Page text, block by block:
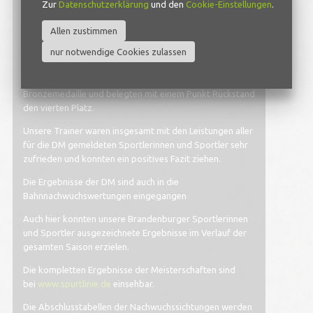
Bronzemedaille durch Karla Müller.
Knapp an einer Medaille vorbei fuhr Lena Vogel (RSV 93
Bronzemedaille und belegten mit einem Punkt Rückstand
den vierten Platz.
Unsere Trainer waren insgesamt mit den Leistungen aller
für die DM gemeldeten Sportlerinnen und Sportler sehr
zufrieden und konnten ein positives Fazit ziehen.
Die Ergebnisse der DM sind auch in die
Bahnnachwuchswertungen eingegangen
Auch hier konnten unsere Brandenburger Sportlerinnen
und Sportler ausgezeichnete Ergebnisse im Verlauf der
gesamten Saison erzielen.
Die kompletten Ergebnisse der Meisterschaften sind
bei www.spurtlinie.de einsehbar.
Die Abschlusstabellen der Nachwuchssichtungen werden
Zur Datenschutzerklärung und den Cookie-Einstellungen.
Allen zustimmen
nur notwendige Cookies zulassen